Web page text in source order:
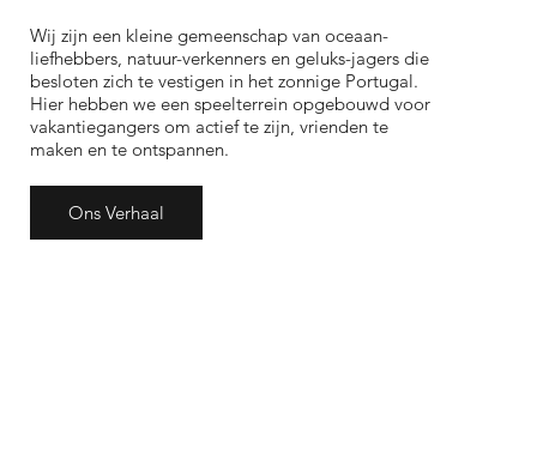
​Wij zijn een kleine gemeenschap van oceaan-
liefhebbers, natuur-verkenners en geluks-jagers die
besloten zich te vestigen in het zonnige Portugal.
Hier hebben we een speelterrein opgebouwd voor
vakantiegangers om actief te zijn, vrienden te
maken en te ontspannen.
Ons Verhaal